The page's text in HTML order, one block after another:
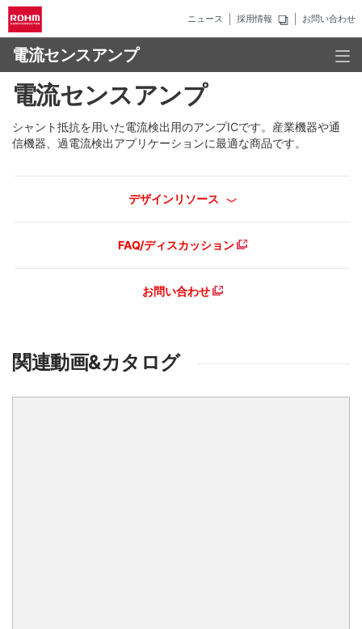
ニュース 採用情報 お問い合わせ
電流センスアンプ
電流センスアンプ
シャント抵抗を用いた電流検出用のアンプICです。産業機器や通
信機器、過電流検出アプリケーションに最適な商品です。
デザインリソース
FAQ/ディスカッション
お問い合わせ
関連動画&カタログ